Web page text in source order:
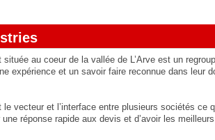
au coeur de la vallée de L’Arve est un
expérience et un savoir faire reconnue dans leur
le vecteur et l’interface entre plusieurs sociétés ce
réponse rapide aux devis et d’avoir les